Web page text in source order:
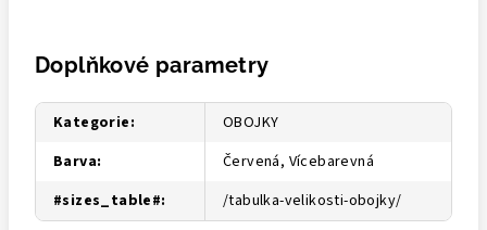
Doplňkové parametry
Kategorie:
OBOJKY
Barva:
Červená, Vícebarevná
#sizes_table#: /tabulka-velikosti-obojky/